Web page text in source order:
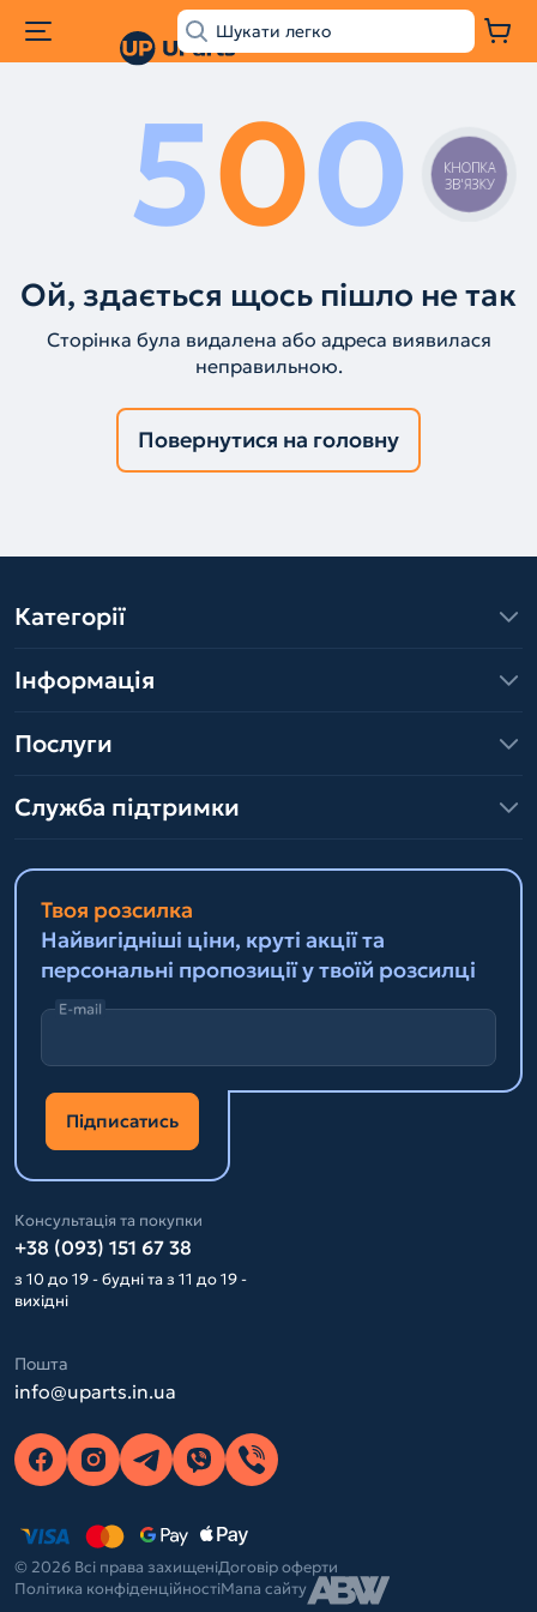
500
Ой, здається щось пішло не так
Сторінка була видалена або адреса виявилася
неправильною.
Повернутися на головну
Категорії
Інформація
Послуги
Служба підтримки
Твоя розсилка
Найвигідніші ціни, круті акції та
персональні пропозиції у твоїй розсилці
E-mail
Підписатись
Консультація та покупки
+38 (093) 151 67 38
з 10 до 19 - будні та з 11 до 19 -
вихідні
Пошта
info@uparts.in.ua
© 2026 Всі права захищеніДоговір оферти
Політика конфіденційностіМапа сайту
КНОПКА
ЗВ'ЯЗКУ